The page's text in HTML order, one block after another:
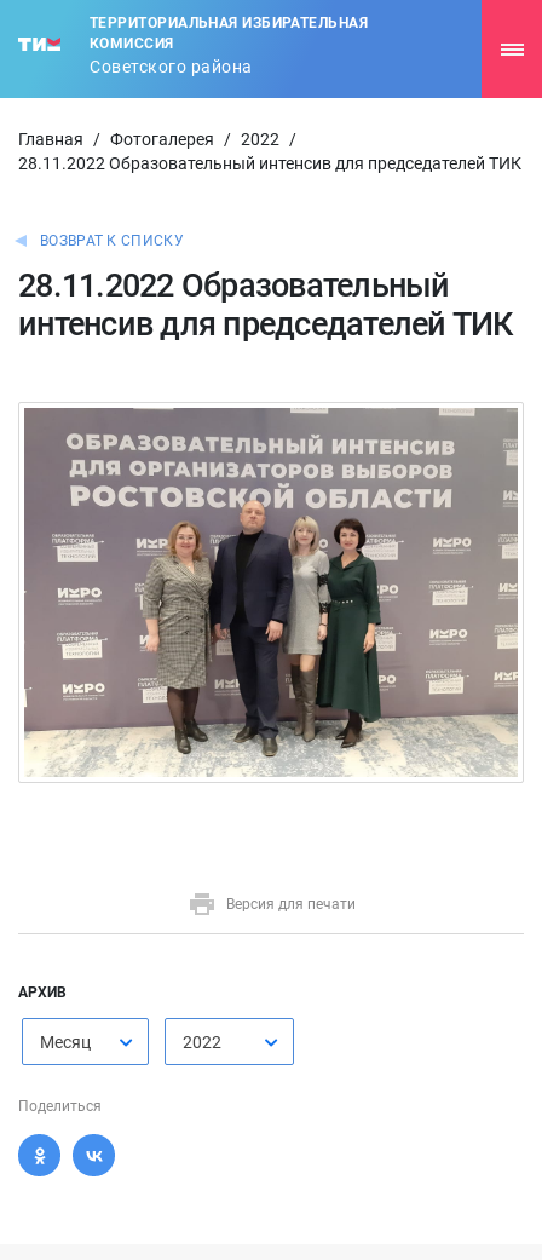
ТЕРРИТОРИАЛЬНАЯ ИЗБИРАТЕЛЬНАЯ
КОМИССИЯ
Советского района
Главная / Фотогалерея / 2022
/
28.11.2022 Образовательный интенсив для председателей ТИК
ВОЗВРАТ К СПИСКУ
28.11.2022 Образовательный
интенсив для председателей ТИК
Версия для печати
АРХИВ
Месяц 2022
Поделиться